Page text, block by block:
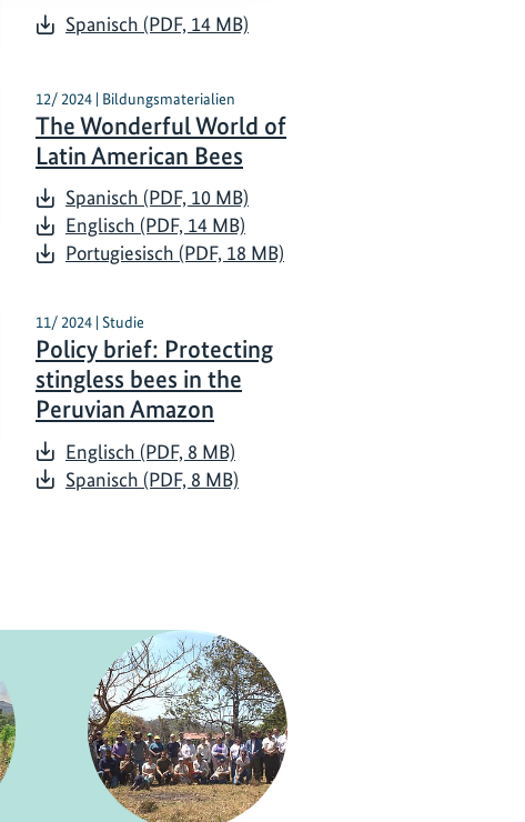
Spanisch (PDF, 14 MB)
12/ 2024 | Bildungsmaterialien
The Wonderful World of
Latin American Bees
Spanisch (PDF, 10 MB)
Englisch (PDF, 14 MB)
Portugiesisch (PDF, 18 MB)
11/ 2024 | Studie
Policy brief: Protecting
stingless bees in the
Peruvian Amazon
Englisch (PDF, 8 MB)
Spanisch (PDF, 8 MB)